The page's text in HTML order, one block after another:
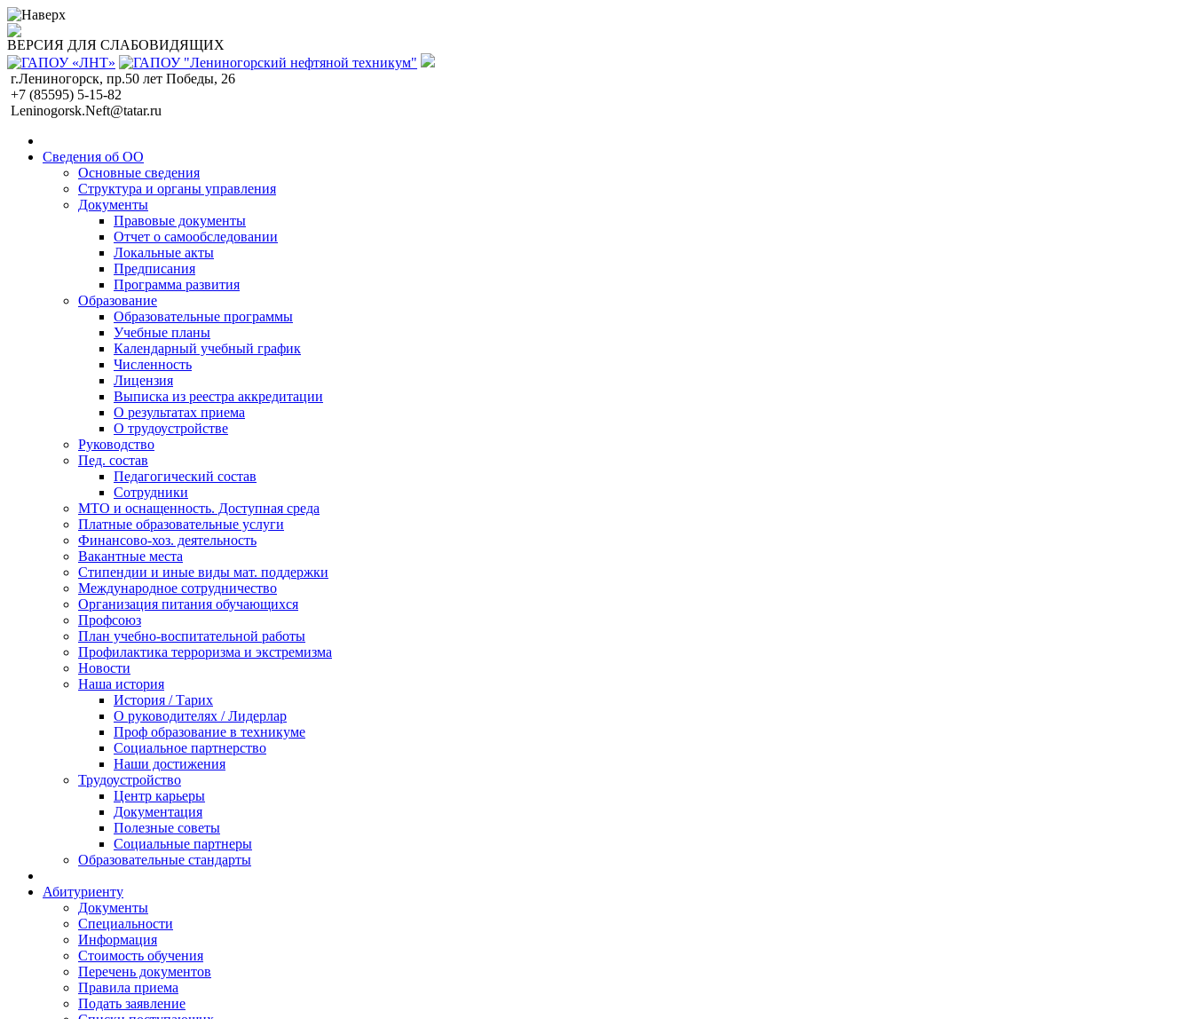
ВЕРСИЯ ДЛЯ СЛАБОВИДЯЩИХ
г.Лениногорск, пр.50 лет Победы, 26
+7 (85595) 5-15-82
Leninogorsk.Neft@tatar.ru
Сведения об ОО
Основные сведения
Структура и органы управления
Документы
Правовые документы
Отчет о самообследовании
Локальные акты
Предписания
Программа развития
Образование
Образовательные программы
Учебные планы
Календарный учебный график
Численность
Лицензия
Выписка из реестра аккредитации
О результатах приема
О трудоустройстве
Руководство
Пед. состав
Педагогический состав
Сотрудники
МТО и оснащенность. Доступная среда
Платные образовательные услуги
Финансово-хоз. деятельность
Вакантные места
Стипендии и иные виды мат. поддержки
Международное сотрудничество
Организация питания обучающихся
Профсоюз
План учебно-воспитательной работы
Профилактика терроризма и экстремизма
Новости
Наша история
История / Тарих
О руководителях / Лидерлар
Проф образование в техникуме
Социальное партнерство
Наши достижения
Трудоустройство
Центр карьеры
Документация
Полезные советы
Социальные партнеры
Образовательные стандарты
Абитуриенту
Документы
Специальности
Информация
Стоимость обучения
Перечень документов
Правила приема
Подать заявление